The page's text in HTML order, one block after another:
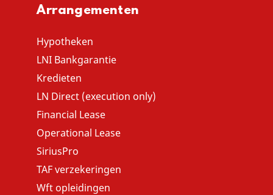
Arrangementen
Hypotheken
LNI Bankgarantie
Kredieten
LN Direct (execution only)
Financial Lease
Operational Lease
SiriusPro
TAF verzekeringen
Wft opleidingen